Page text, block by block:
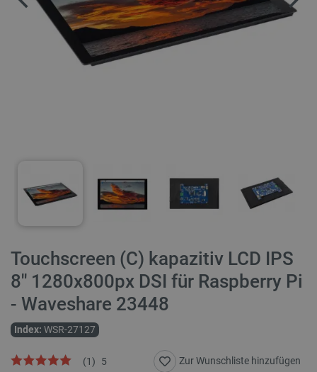
Touchscreen (C) kapazitiv LCD IPS
8'' 1280x800px DSI für Raspberry Pi
- Waveshare 23448
Index: WSR-27127
5
(1) Zur Wunschliste hinzufügen